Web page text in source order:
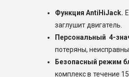
Функция AntiHiJack.
заглушит двигатель.
Персональный 4-
потеряны,
Безопасный режим
комплекс в течение